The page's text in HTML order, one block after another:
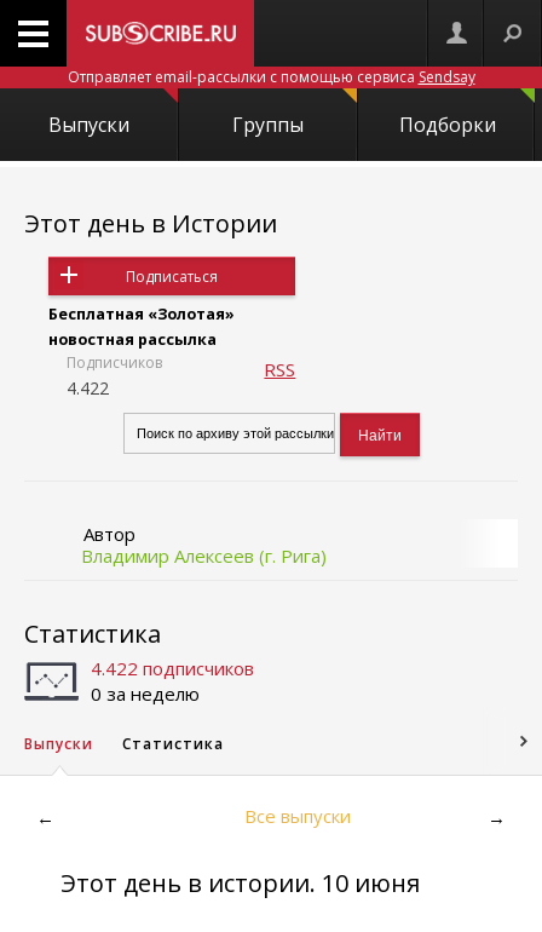
Отправляет email-рассылки с помощью сервиса Sendsay
Выпуски Группы Подборки
Этот день в Истории
Подписаться
Бесплатная «Золотая»
новостная рассылка
Подписчиков
4.422
RSS
Автор
Владимир Алексеев (г. Рига)
Статистика
4.422 подписчиков
0 за неделю
Выпуски Статистика
← Все выпуски →
Этот день в истории. 10 июня